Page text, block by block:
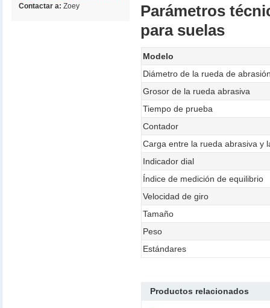
Contactar a:Zoey
Parámetros
para suelas
Modelo
Diámetro de la rueda de
Grosor de la rueda abrasiva
Tiempo de prueba
Contador
Carga entre la rueda abrasiva y
Indicador dial
Índice de medición de equilibrio
Velocidad de giro
Tamaño
Peso
Estándares
Productos relacionados